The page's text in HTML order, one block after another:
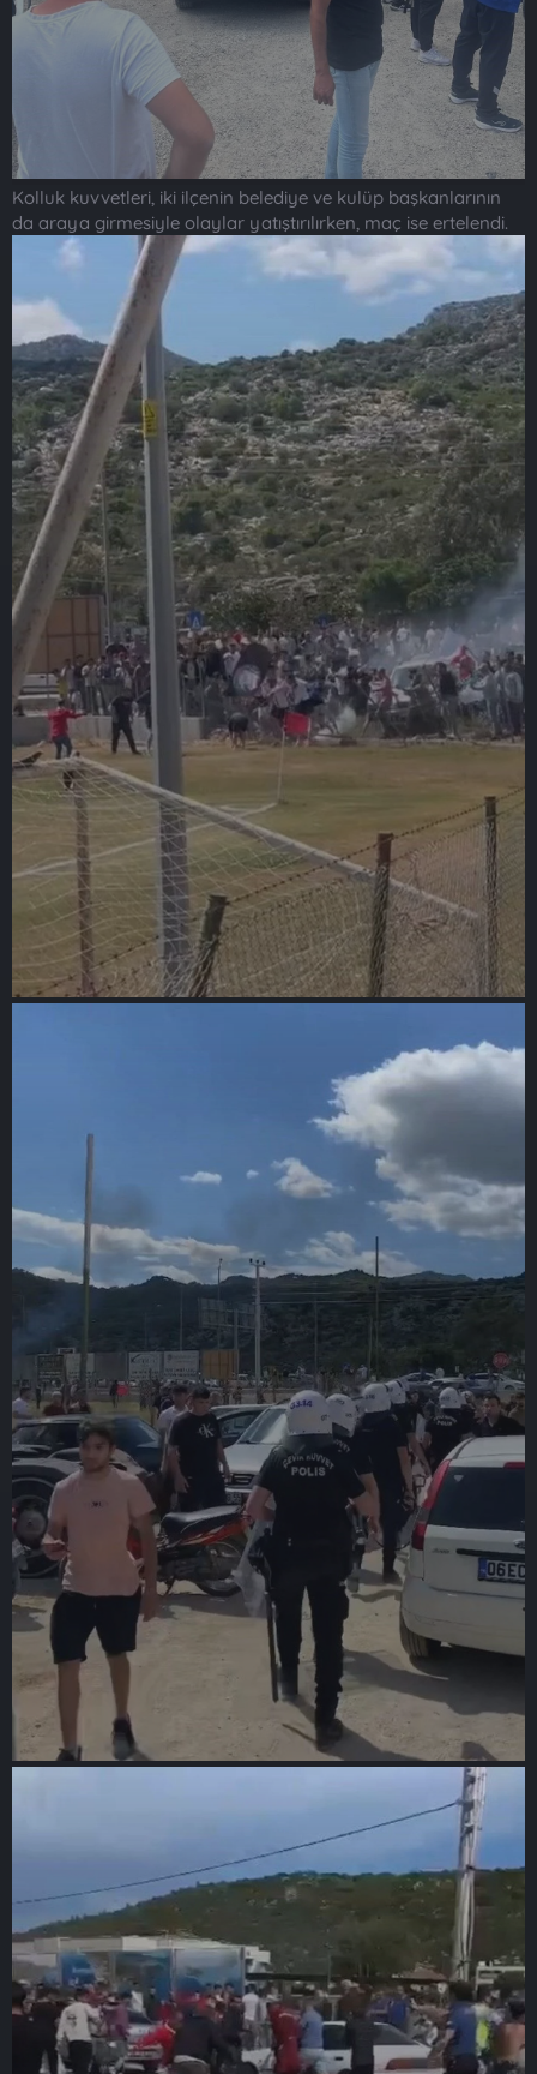
Kolluk kuvvetleri, iki ilçenin belediye ve kulüp başkanlarının
da araya girmesiyle olaylar yatıştırılırken, maç ise ertelendi.